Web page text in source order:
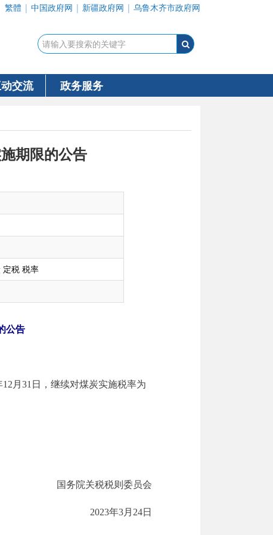
繁體 | 中国政府网 | 新疆政府网 | 乌鲁木齐市政府网
交流 政务服务
期限的公告
定税 税率
公告
月31日，继续对煤炭实施税率为
国务院关税税则委员会
2023年3月24日